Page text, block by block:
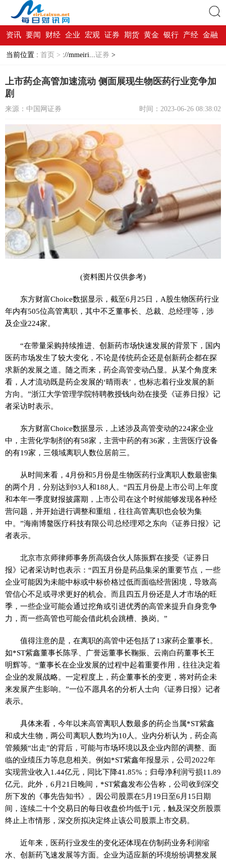
搜索
资讯 要闻 财经 企业 宏观 证券 期货 黄金 银行 产经 金融
当前位置 : 首页 > ://mmeiri...证券 >
上市药企高管加速流动 侧面展现生物医药行业竞争加
剧
来源：中国网证券 时间：2023-06-26 08:38:02
(资料图片仅供参考)
东方财富Choice数据显示，截至6月25日，A股生物医药行业
年内有505位高管离职，其中不乏董事长、总裁、总经理等，涉
及企业224家。
“在带量采购持续推进、创新药市场快速发展的背景下，国内
医药市场发生了较大变化，不论是传统药企还是创新药企都在探
求新的发展之道。随之而来，药企高管变动凸显。从某个角度来
看，人才流动既是药企发展的‘晴雨表’，也标志着行业发展的新
方向。”浙江大学管理学院特聘教授钱向劲在接受《证券日报》记
者采访时表示。
东方财富Choice数据显示，上述涉及高管变动的224家企业
中，主营化学制剂的有58家，主营中药的有36家，主营医疗设备
的有19家，三领域离职人数位居前三。
从时间来看，4月份和5月份是生物医药行业离职人数最密集
的两个月，分别达到93人和188人。“四五月份是上市公司上年度
和本年一季度财报披露期，上市公司在这个时候能够发现各种经
营问题，并开始进行调整和重组，往往高管离职也会较为集
中。”海南博鳌医疗科技有限公司总经理邓之东向《证券日报》记
者表示。
北京市京师律师事务所高级合伙人陈振辉在接受《证券日
报》记者采访时也表示：“四五月份是药品集采的重要节点，一些
企业可能因为未能中标或中标价格过低而面临经营困境，导致高
管信心不足或寻求更好的机会。而且四五月份还是人才市场的旺
季，一些企业可能会通过挖角或引进优秀的高管来提升自身竞争
力，而一些高管也可能会借此机会跳槽、换岗。”
值得注意的是，在离职的高管中还包括了13家药企董事长。
如*ST紫鑫董事长陈孚、广誉远董事长鞠振、云南白药董事长王
明辉等。“董事长在企业发展的过程中起着重要作用，往往决定着
企业的发展战略。一定程度上，药企董事长的变更，将对药企未
来发展产生影响。”一位不愿具名的分析人士向《证券日报》记者
表示。
具体来看，今年以来高管离职人数最多的药企当属*ST紫鑫
和成大生物，两公司离职人数均为10人。业内分析认为，药企高
管频频“出走”的背后，可能与市场环境以及企业内部的调整、面
临的业绩压力等息息相关。例如*ST紫鑫年报显示，公司2022年
实现营业收入1.44亿元，同比下降41.85%；归母净利润亏损11.89
亿元。此外，6月21日晚间，*ST紫鑫发布公告称，公司收到深交
所下发的《事先告知书》。因公司股票在5月19日至6月15日期
间，连续二十个交易日的每日收盘价均低于1元，触及深交所股票
终止上市情形，深交所拟决定终止该公司股票上市交易。
近年来，医药行业发生的变化还体现在仿制药业务利润缩
水、创新药飞速发展等方面。企业为适应新的环境纷纷调整发展